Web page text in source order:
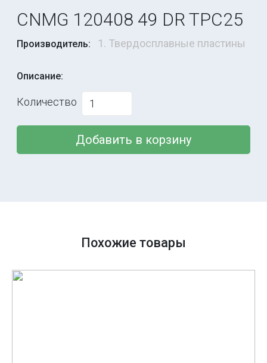
CNMG 120408 49 DR TPC25
Производитель: 1. Твердосплавные пластины
Описание:
Количество
Добавить в корзину
Похожие товары